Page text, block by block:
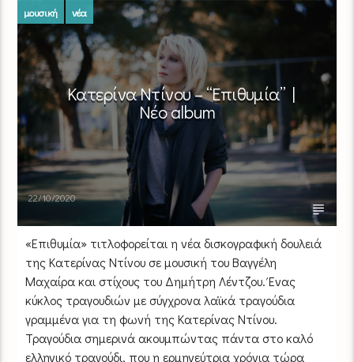
μουσική νέα
Κατερίνα Ντίνου – “Επιθυμία” |
Νέο album
22/10/2020
«Επιθυμία» τιτλοφορείται η νέα δισκογραφική δουλειά
της Κατερίνας Ντίνου σε μουσική του Βαγγέλη
Μαχαίρα και στίχους του Δημήτρη Λέντζου. Ένας
κύκλος τραγουδιών με σύγχρονα λαϊκά τραγούδια
γραμμένα για τη φωνή της Κατερίνας Ντίνου.
Τραγούδια σημερινά ακουμπώντας πάντα στο καλό
ελληνικό τραγούδι, που η ερμηνεύτρια χρόνια τώρα